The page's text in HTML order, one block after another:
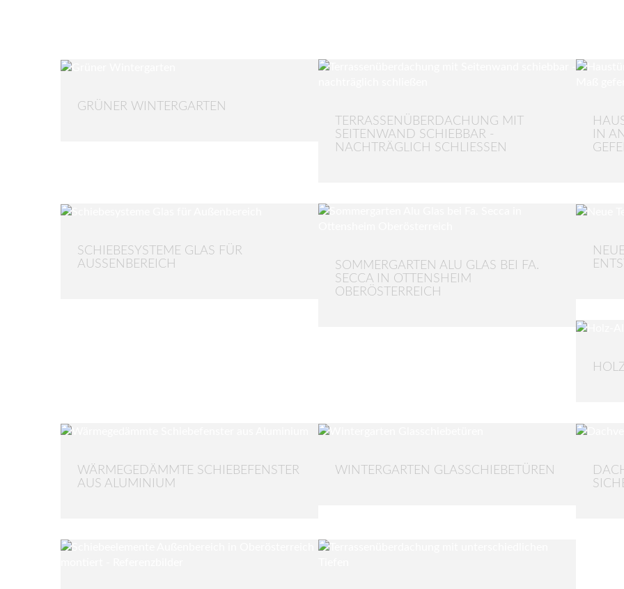
GRÜNER WINTERGARTEN
TERRASSENÜBERDACHUNG MIT
SEITENWAND SCHIEBBAR -
NACHTRÄGLICH SCHLIESSEN
N
SCHIEBESYSTEME GLAS FÜR
AUSSENBEREICH
SOMMERGARTEN ALU GLAS BEI FA.
SECCA IN OTTENSHEIM
OBERÖSTERREICH
WÄRMEGEDÄMMTE SCHIEBEFENSTER
AUS ALUMINIUM
WINTERGARTEN GLASSCHIEBETÜREN